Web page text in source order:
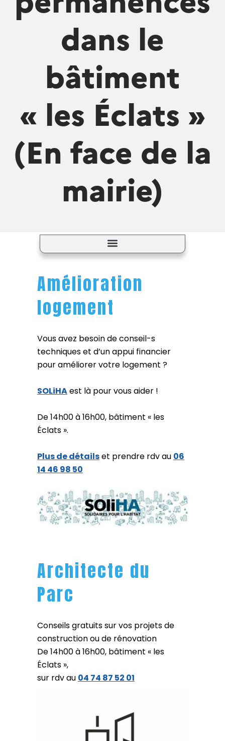
dans le
bâtiment
« les Éclats »
(En face de la
mairie)
Amélioration
logement
Vous avez besoin de conseil-s
techniques et d’un appui financier
pour améliorer votre logement ?
SOLiHAest là pour vous aider !
De 14h00 à 16h00, bâtiment « les
Éclats ».
Plus de détailset prendre rdv au 06
14 46 98 50
Architecte du
Parc
Conseils gratuits sur vos projets de
construction ou de rénovation
De 14h00 à 16h00, bâtiment « les
Éclats »,
sur rdv au 04 74 87 52 01